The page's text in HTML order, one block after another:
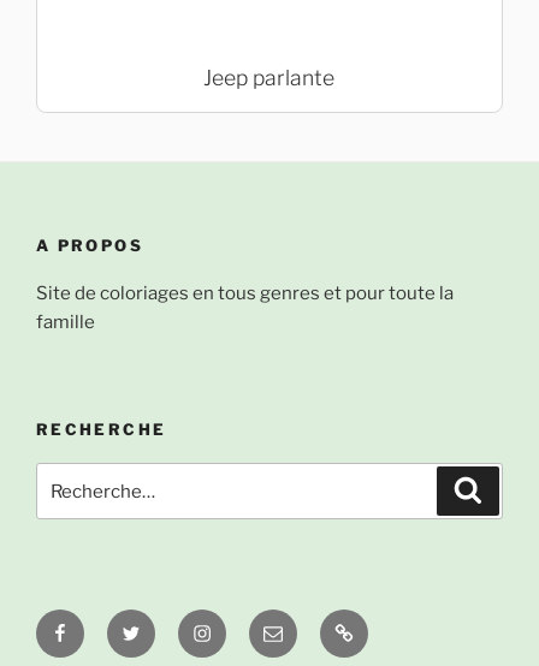
Jeep parlante
A PROPOS
Site de coloriages en tous genres et pour toute la
famille
RECHERCHE
pour
FacebookTwitter InstagramEmail
À
propos